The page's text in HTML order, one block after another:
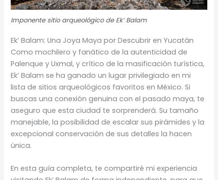
Imponente sitio arqueológico de Ek’ Balam
Ek’ Balam: Una Joya Maya por Descubrir en Yucatán
Como mochilero y fanático de la autenticidad de
Palenque y Uxmal, y crítico de la masificación turística,
Ek’ Balam se ha ganado un lugar privilegiado en mi
lista de sitios arqueológicos favoritos en México. Si
buscas una conexión genuina con el pasado maya, te
aseguro que esta ciudad te sorprenderá. Su tamaño
manejable, la posibilidad de escalar sus pirámides y la
excepcional conservación de sus detalles la hacen
única.
En esta guía completa, te compartiré mi experiencia